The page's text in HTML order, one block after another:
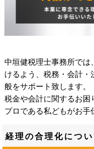
中垣健税理士事務所では
けるよう、税務・会計・
般をサポート致します。
税金や会計に関するお困
プロである私どもがお手
経理の合理化につい